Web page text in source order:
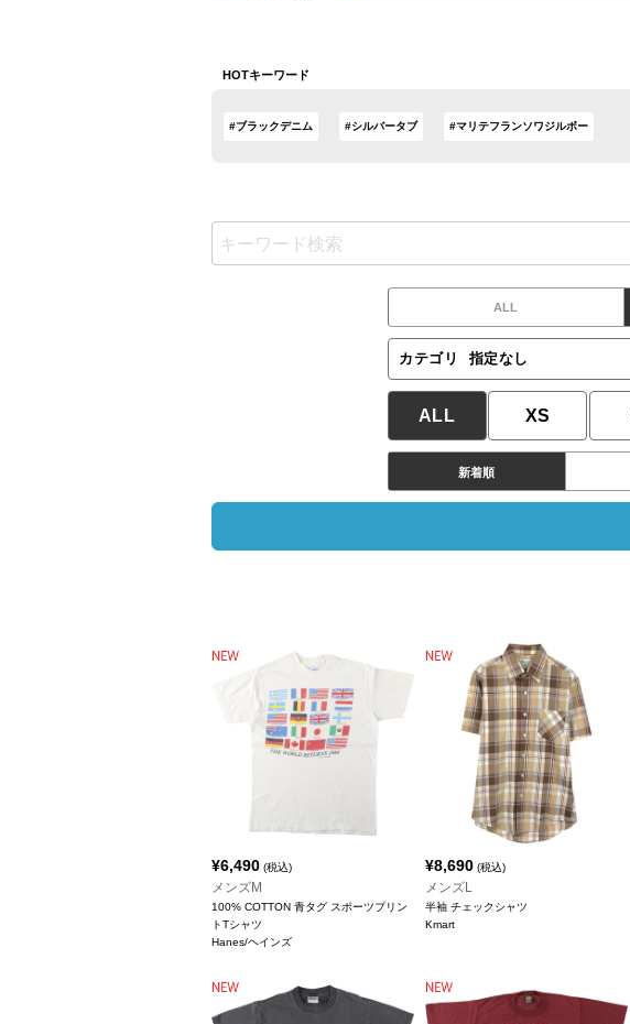
HOTキーワード
#ブラックデニム #シルバータブ #マリテフランソワジルボー
ALL
カテゴリ 指定なし
ALL XS
新着順
¥6,490 (税込)
メンズM
100% COTTON 青タグ スポーツプリン
トTシャツ
Hanes/ヘインズ
¥8,690 (税込)
メンズL
半袖 チェックシャツ
Kmart